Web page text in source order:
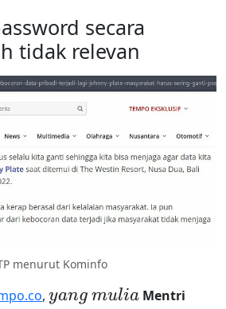
secara
tidak relevan
menurut Kominfo
, \large
yang \large
mulia Mentri